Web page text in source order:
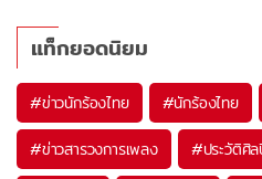
แท็กยอดนิยม
#ข่าวนักร้องไทย #นักร้องไทย
#ข่าวสารวงการเพลง #ประวัติศิ